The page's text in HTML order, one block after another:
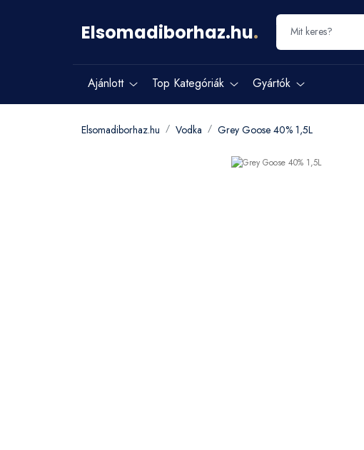
Elsomadiborhaz.hu.
Ajánlott Top Kategóriák Gyártók
Elsomadiborhaz.hu Vodka Grey Goose 40% 1,5L